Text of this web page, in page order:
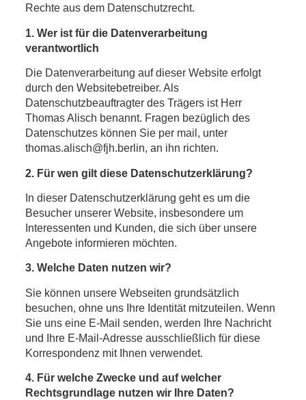
Rechte aus dem Datenschutzrecht.
1. Wer ist für die Datenverarbeitung
verantwortlich
Die Datenverarbeitung auf dieser Website erfolgt
durch den Websitebetreiber. Als
Datenschutzbeauftragter des Trägers ist Herr
Thomas Alisch benannt. Fragen bezüglich des
Datenschutzes können Sie per mail, unter
thomas.alisch@fjh.berlin, an ihn richten.
2. Für wen gilt diese Datenschutzerklärung?
In dieser Datenschutzerklärung geht es um die
Besucher unserer Website, insbesondere um
Interessenten und Kunden, die sich über unsere
Angebote informieren möchten.
3. Welche Daten nutzen wir?
Sie können unsere Webseiten grundsätzlich
besuchen, ohne uns Ihre Identität mitzuteilen. Wenn
Sie uns eine E-Mail senden, werden Ihre Nachricht
und Ihre E-Mail-Adresse ausschließlich für diese
Korrespondenz mit Ihnen verwendet.
4. Für welche Zwecke und auf welcher
Rechtsgrundlage nutzen wir Ihre Daten?